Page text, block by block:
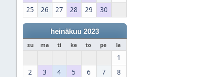
25
26 27 28 29 30
heinäkuu 2023
su ma ti ke to pe la
1
2
3 4 5 6 7
8